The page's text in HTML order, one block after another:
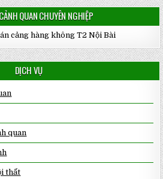
QUAN CHUYÊN NGHIỆP
DỊCH VỤ
quan
thất